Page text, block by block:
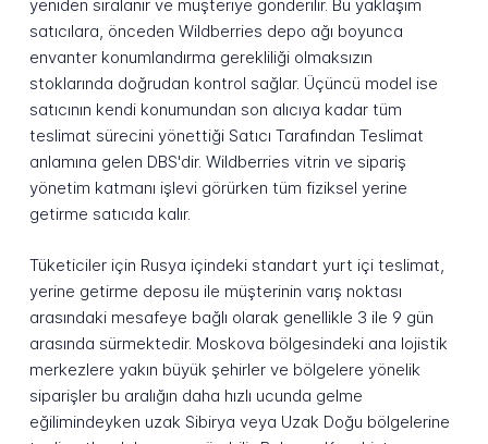
yeniden sıralanır ve müşteriye gönderilir. Bu yaklaşım
satıcılara, önceden Wildberries depo ağı boyunca
envanter konumlandırma gerekliliği olmaksızın
stoklarında doğrudan kontrol sağlar. Üçüncü model ise
satıcının kendi konumundan son alıcıya kadar tüm
teslimat sürecini yönettiği Satıcı Tarafından Teslimat
anlamına gelen DBS'dir. Wildberries vitrin ve sipariş
yönetim katmanı işlevi görürken tüm fiziksel yerine
getirme satıcıda kalır.
Tüketiciler için Rusya içindeki standart yurt içi teslimat,
yerine getirme deposu ile müşterinin varış noktası
arasındaki mesafeye bağlı olarak genellikle 3 ile 9 gün
arasında sürmektedir. Moskova bölgesindeki ana lojistik
merkezlere yakın büyük şehirler ve bölgelere yönelik
siparişler bu aralığın daha hızlı ucunda gelme
eğilimindeyken uzak Sibirya veya Uzak Doğu bölgelerine